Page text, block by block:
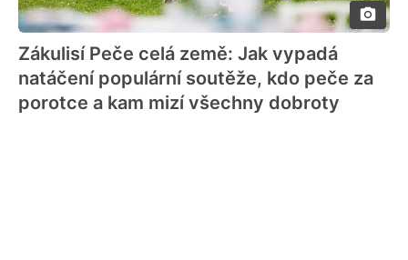
Zákulisí Peče celá země: Jak vypadá
natáčení populární soutěže, kdo peče za
porotce a kam mizí všechny dobroty